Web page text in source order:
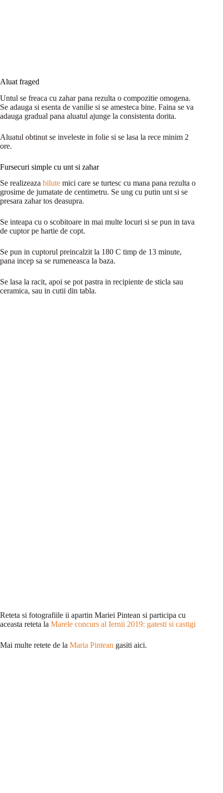
Aluat fraged
Untul se freaca cu zahar pana rezulta o compozitie omogena.
Se adauga si esenta de vanilie si se amesteca bine. Faina se va
adauga gradual pana aluatul ajunge la consistenta dorita.
Aluatul obtinut se inveleste in folie si se lasa la rece minim 2
ore.
Fursecuri simple cu unt si zahar
Se realizeaza bilute mici care se turtesc cu mana pana rezulta o
grosime de jumatate de centimetru. Se ung cu putin unt si se
presara zahar tos deasupra.
Se inteapa cu o scobitoare in mai multe locuri si se pun in tava
de cuptor pe hartie de copt.
Se pun in cuptorul preincalzit la 180 C timp de 13 minute,
pana incep sa se rumeneasca la baza.
Se lasa la racit, apoi se pot pastra in recipiente de sticla sau
ceramica, sau in cutii din tabla.
Reteta si fotografiile ii apartin Mariei Pintean si participa cu
aceasta reteta la Marele concurs al Iernii 2019: gatesti si castigi
Mai multe retete de la Maria Pintean gasiti aici.